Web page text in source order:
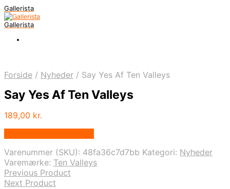
Gallerista
Gallerista
Forside / Nyheder / Say Yes Af Ten Valleys
Say Yes Af Ten Valleys
189,00 kr.
Varenummer (SKU): 48fa36c7d7bb Kategori: Nyheder
Varemærke: Ten Valleys
Previous Product
Next Product